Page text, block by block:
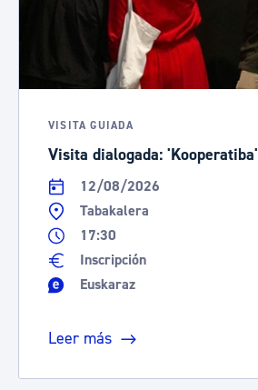
VISITA GUIADA
Visita dialogada: 'Kooperatiba'
12/08/2026
Tabakalera
17:30
Inscripción
Euskaraz
Leer más